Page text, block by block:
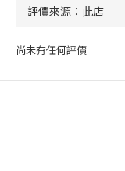
尚未有任何評價